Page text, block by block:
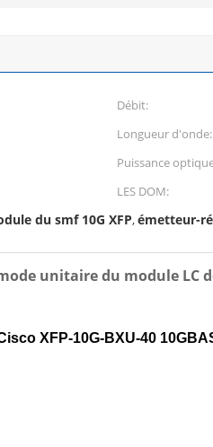
Débit:
Longueur d'onde:
Puissance
LES DOM:
du smf 10G XFP,émetteur-
unitaire du module LC
XFP-10G-BXU-40